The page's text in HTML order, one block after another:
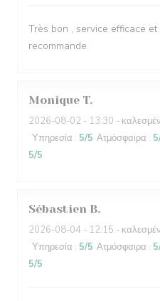
Très bon , service efficace
recommande
Monique T
2026-08-02 - 13:30 -
Υπηρεσία : 5/5 Ατμόσφαιρα : 5
5/5
Sébastien B
2026-08-04 - 12:15 -
Υπηρεσία : 5/5 Ατμόσφαιρα : 5
5/5